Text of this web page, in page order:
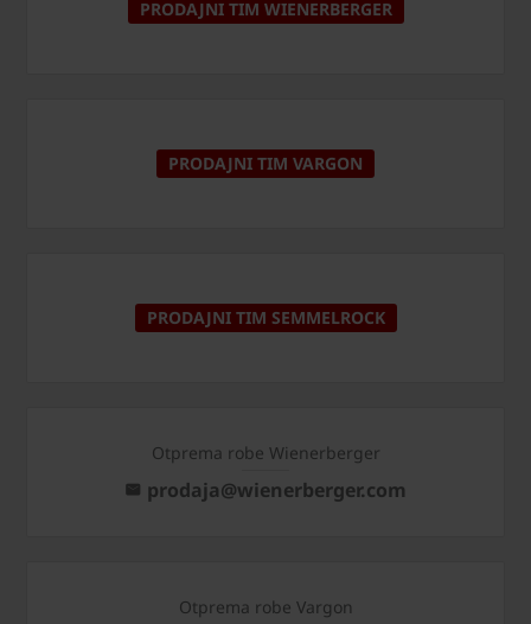
PRODAJNI TIM WIENERBERGER
PRODAJNI TIM VARGON
PRODAJNI TIM SEMMELROCK
Otprema robe Wienerberger
prodaja@wienerberger.com
Otprema robe Vargon